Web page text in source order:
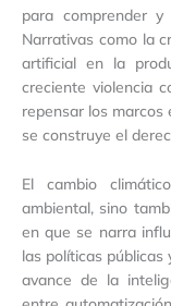
para comprender y
Narrativas como la
artificial en la
creciente violencia
repensar los marcos
se construye el
El cambio
ambiental, sino
en que se narra
las políticas públicas
avance de la